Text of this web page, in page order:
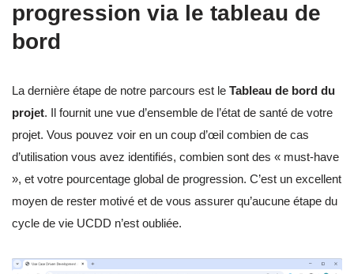
progression via le tableau de
bord
La dernière étape de notre parcours est le Tableau de bord du
projet. Il fournit une vue d’ensemble de l’état de santé de votre
projet. Vous pouvez voir en un coup d’œil combien de cas
d’utilisation vous avez identifiés, combien sont des « must-have
», et votre pourcentage global de progression. C’est un excellent
moyen de rester motivé et de vous assurer qu’aucune étape du
cycle de vie UCDD n’est oubliée.